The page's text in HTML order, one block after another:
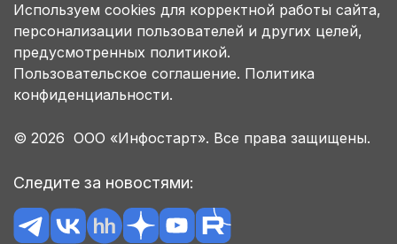
Используем cookies для корректной работы сайта,
персонализации пользователей и других целей,
предусмотренных политикой.
Пользовательское соглашение. Политика
конфиденциальности.
© 2026 ООО «Инфостарт». Все права защищены.
Следите за новостями: